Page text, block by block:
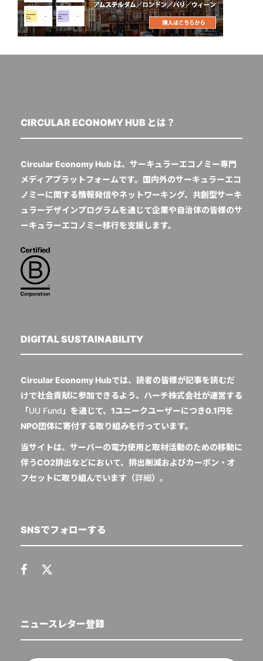
CIRCULAR ECONOMY HUB とは？
Circular Economy Hub は、サーキュラーエコノミー専門
メディアプラットフォームです。国内外のサーキュラーエコ
ノミーに関する情報発信やネットワーキング、共創型サーキ
ュラーデザインプログラムを通じて企業や自治体の皆様のサ
ーキュラーエコノミー移行を支援します。
DIGITAL SUSTAINABILITY
Circular Economy Hubでは、読者の皆様が記事を読むだ
けで社会貢献に参加できるよう、ハーチ株式会社が運営する
「UU Fund 」を通じて、1ユニークユーザーにつき0.1円を
NPO団体に寄付する取り組みを行っています。
当サイトは、サーバーの電力使用と取材活動のための移動に
伴うCO2排出などにおいて、排出削減およびカーボン・オ
フセットに取り組んでいます（詳細）。
SNSでフォローする
ニュースレター登録